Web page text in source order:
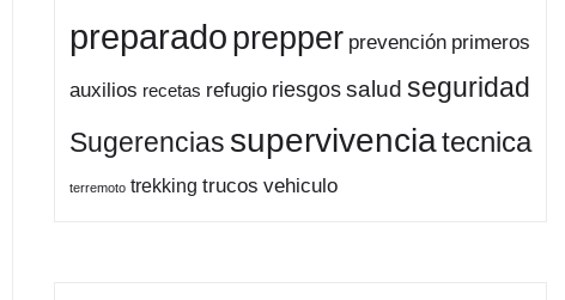
preparadoprepper prevención primeros
auxilios recetas refugio riesgos salud seguridad
Sugerencias supervivenciatecnica
terremoto trekking trucos vehiculo